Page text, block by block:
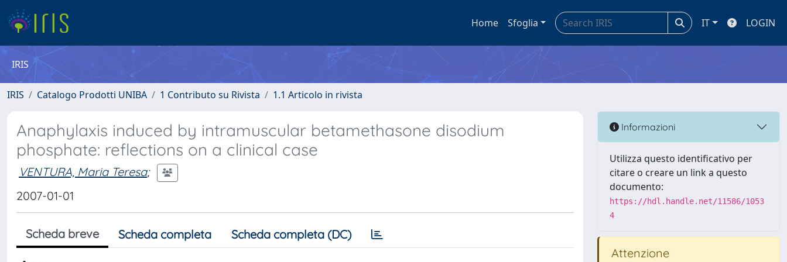
Home Sfoglia IT LOGIN
IRIS
IRIS Catalogo Prodotti UNIBA 1 Contributo su Rivista 1.1 Articolo in rivista
Anaphylaxis induced by intramuscular betamethasone disodium
phosphate: reflections on a clinical case
VENTURA, Maria Teresa;
2007-01-01
Scheda breve Scheda completa Scheda completa (DC)
Informazioni
Utilizza questo identificativo per
citare o creare un link a questo
documento:
https://hdl.handle.net/11586/1053
4
Attenzione